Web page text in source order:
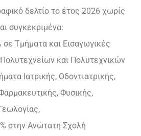
δελτίο το έτος 2026 χωρίς
συγκεκριμένα:
Τμήματα και Εισαγωγικές
και Πολυτεχνικών
Ιατρικής, Οδοντιατρικής,
Φυσικής,
στην Ανώτατη Σχολή